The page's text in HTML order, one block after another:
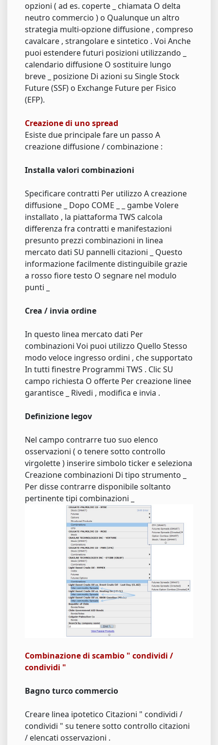
opzioni ( ad es. coperte _ chiamata O delta
neutro commercio ) o Qualunque un altro
strategia multi-opzione diffusione , compreso
cavalcare , strangolare e sintetico . Voi Anche
puoi estendere futuri posizioni utilizzando _
calendario diffusione O sostituire lungo
breve _ posizione Di azioni su Single Stock
Future (SSF) o Exchange Future per Fisico
(EFP).
Creazione di uno spread
Esiste due principale fare un passo A
creazione diffusione / combinazione :
Installa valori combinazioni
Specificare contratti Per utilizzo A creazione
diffusione _ Dopo COME _ _ gambe Volere
installato , la piattaforma TWS calcola
differenza fra contratti e manifestazioni
presunto prezzi combinazioni in linea
mercato dati SU pannelli citazioni _ Questo
informazione facilmente distinguibile grazie
a rosso fiore testo O segnare nel modulo
punti _
Crea / invia ordine
In questo linea mercato dati Per
combinazioni Voi puoi utilizzo Quello Stesso
modo veloce ingresso ordini , che supportato
In tutti finestre Programmi TWS . Clic SU
campo richiesta O offerte Per creazione linee
garantisce _ Rivedi , modifica e invia .
Definizione legov
Nel campo contrarre tuo suo elenco
osservazioni ( o tenere sotto controllo
virgolette ) inserire simbolo ticker e seleziona
Creazione combinazioni Di tipo strumento _
Per disse contrarre disponibile soltanto
pertinente tipi combinazioni _
Combinazione di scambio " condividi /
condividi "
Bagno turco commercio
Creare linea ipotetico Citazioni " condividi /
condividi " su tenere sotto controllo citazioni
/ elencati osservazioni .